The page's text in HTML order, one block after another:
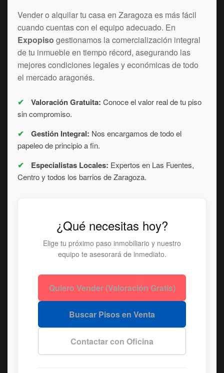
Vender o alquilar tu casa en Zaragoza es más fácil
cuando cuentas con el equipo adecuado. En
Expopiso gestionamos la comercialización integral
de tu inmueble en tiempo récord, asegurando las
mejores condiciones legales y económicas de todo
el mercado aragonés.
✔ Valoración Gratuita: Conoce el valor real de tu piso
sin compromiso.
✔ Gestión Integral: Nos encargamos de todo el
papeleo de principio a fin.
✔ Especialistas Locales: Expertos en Las Fuentes,
Centro y todos los barrios de Zaragoza.
¿Qué necesitas hoy?
Elige tu próximo paso inmobiliario y nuestro
equipo te asesorará de inmediato.
Quiero Vender (Valoración Gratis)
Buscar Pisos en Venta
Contactar con Oficina